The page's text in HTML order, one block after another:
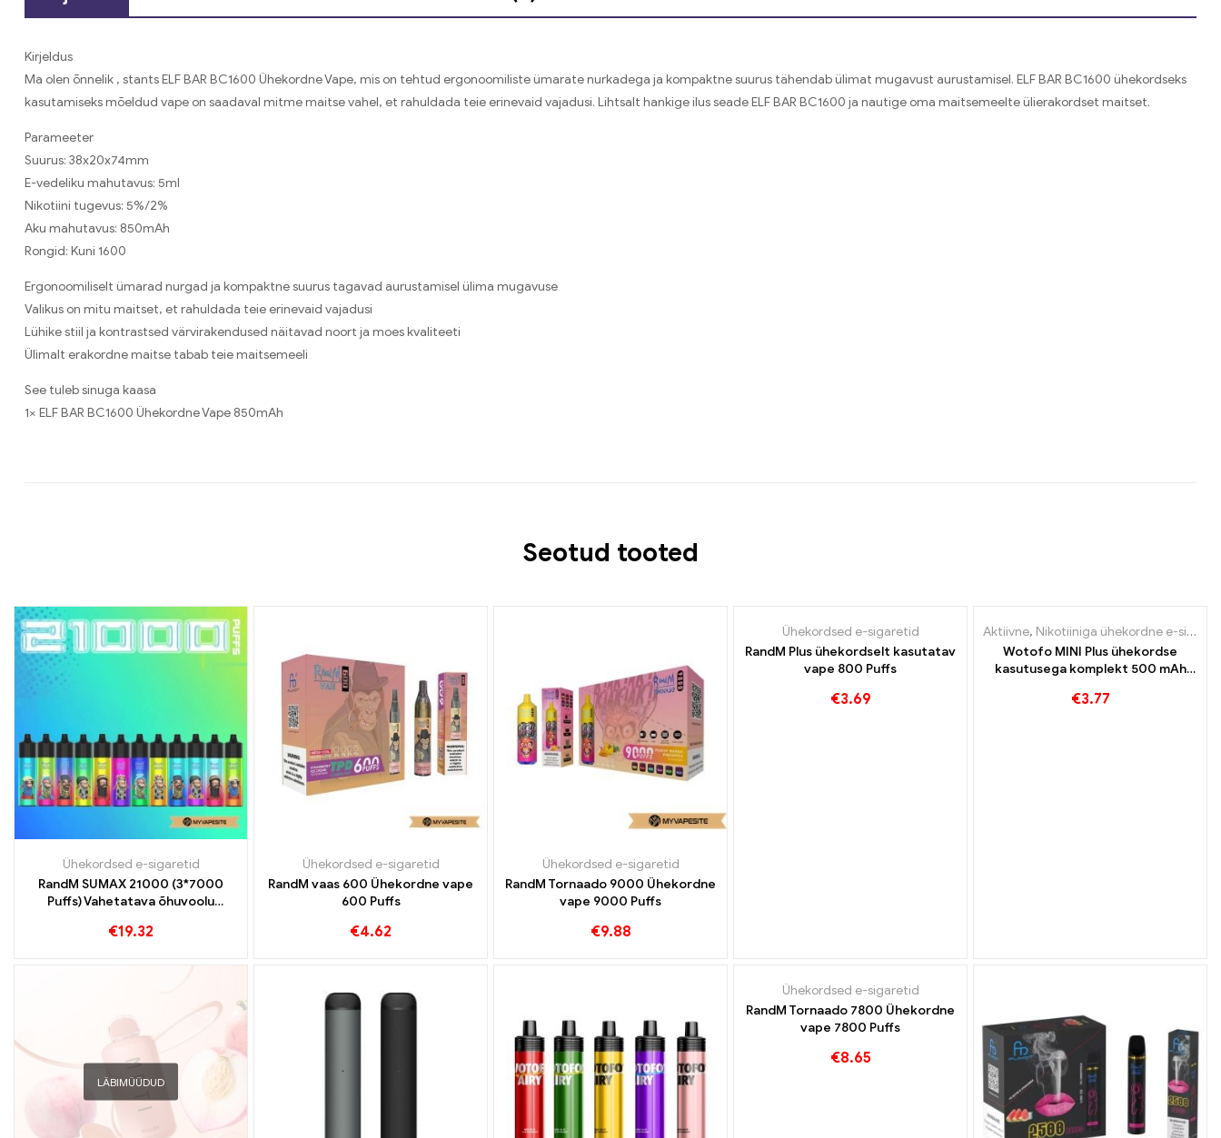
Kirjeldus
Ma olen õnnelik , stants ELF BAR BC1600 Ühekordne Vape, mis on tehtud ergonoomiliste ümarate nurkadega ja kompaktne suurus tähendab ülimat mugavust aurustamisel. ELF BAR BC1600 ühekordseks
kasutamiseks mõeldud vape on saadaval mitme maitse vahel, et rahuldada teie erinevaid vajadusi. Lihtsalt hankige ilus seade ELF BAR BC1600 ja nautige oma maitsemeelte ülierakordset maitset.
Parameeter
Suurus: 38x20x74mm
E-vedeliku mahutavus: 5ml
Nikotiini tugevus: 5%/2%
Aku mahutavus: 850mAh
Rongid: Kuni 1600
Ergonoomiliselt ümarad nurgad ja kompaktne suurus tagavad aurustamisel ülima mugavuse
Valikus on mitu maitset, et rahuldada teie erinevaid vajadusi
Lühike stiil ja kontrastsed värvirakendused näitavad noort ja moes kvaliteeti
Ülimalt erakordne maitse tabab teie maitsemeeli
See tuleb sinuga kaasa
1× ELF BAR BC1600 Ühekordne Vape 850mAh
Seotud tooted
Ühekordsed e-sigaretid
RandM SUMAX 21000 (3*7000
Puffs) Vahetatava õhuvoolu
kasutatav vape
€19.32
Ühekordsed e-sigaretid
RandM vaas 600 Ühekordne vape
600 Puffs
€4.62
Ühekordsed e-sigaretid
RandM Tornaado 9000 Ühekordne
vape 9000 Puffs
€9.88
Ühekordsed e-sigaretid
RandM Plus ühekordselt kasutatav
vape 800 Puffs
€3.69
Aktiivne, Nikotiiniga ühekordne e-sigaret
Wotofo MINI Plus ühekordse
kasutusega komplekt 500 mAh
hulgimüük丨Kohandatud
€3.77
LÄBIMÜÜDUD
Ühekordsed e-sigaretid
RandM Tornaado 7800 Ühekordne
vape 7800 Puffs
€8.65